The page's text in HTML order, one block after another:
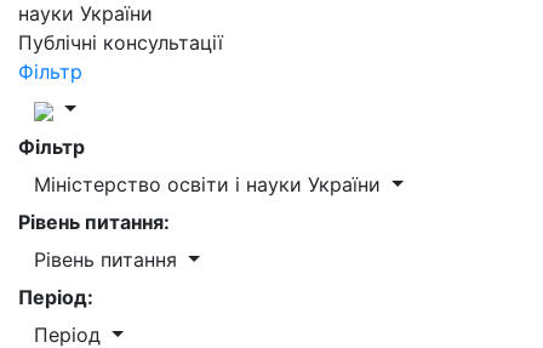
науки України
Публічні консультації
Фільтр
Фільтр
Міністерство освіти і науки України
Рівень питання:
Рівень питання
Період:
Період